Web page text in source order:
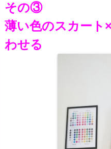
その③
薄い色のスカート
わせる